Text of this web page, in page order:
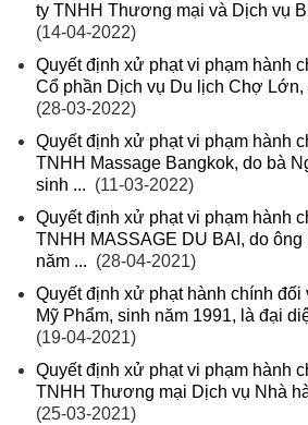
ty TNHH Thương mại và Dịch vụ
(14-04-2022)
Quyết định xử phạt vi phạm hành
Cổ phần Dịch vụ Du lịch Chợ Lớn,
(28-03-2022)
Quyết định xử phạt vi phạm hành
TNHH Massage Bangkok, do bà
sinh ... (11-03-2022)
Quyết định xử phạt vi phạm hành
TNHH MASSAGE DU BAI, do ông
năm ... (28-04-2021)
Quyết định xử phạt hành chính
Mỹ Phẩm, sinh năm 1991, là đại
(19-04-2021)
Quyết định xử phạt vi phạm hành
TNHH Thương mại Dịch vụ Nhà
(25-03-2021)